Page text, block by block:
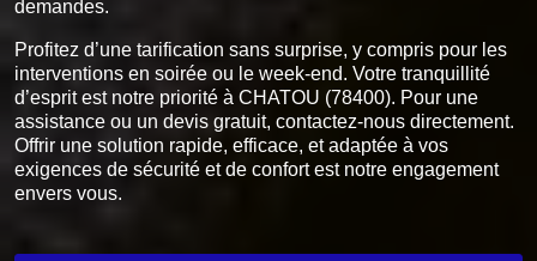
demandes.
Profitez d’une tarification sans surprise, y compris pour les
interventions en soirée ou le week-end. Votre tranquillité
d’esprit est notre priorité à CHATOU (78400). Pour une
assistance ou un devis gratuit, contactez-nous directement.
Offrir une solution rapide, efficace, et adaptée à vos
exigences de sécurité et de confort est notre engagement
envers vous.